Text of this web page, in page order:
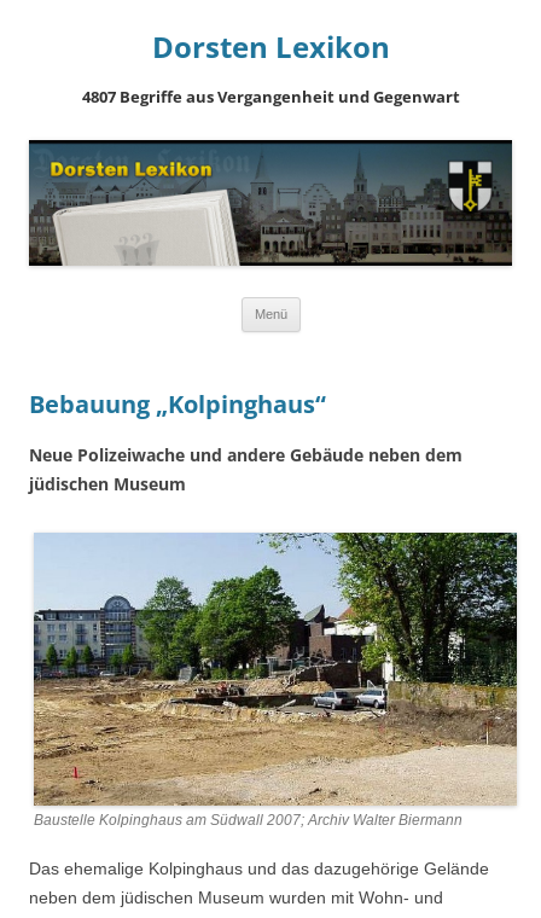
Dorsten Lexikon
4807 Begriffe aus Vergangenheit und Gegenwart
Menü
Bebauung „Kolpinghaus“
Neue Polizeiwache und andere Gebäude neben dem
jüdischen Museum
Baustelle Kolpinghaus am Südwall 2007; Archiv Walter Biermann
Das ehemalige Kolpinghaus und das dazugehörige Gelände
neben dem jüdischen Museum wurden mit Wohn- und